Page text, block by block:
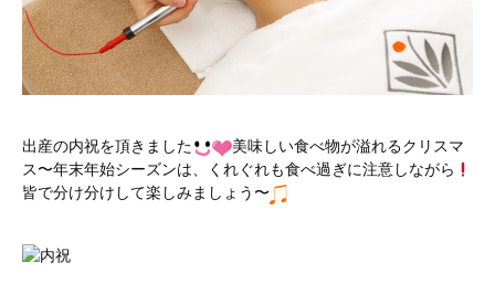
出産の内祝を頂きました
美味しい食べ物が溢れるクリスマ
ス〜年末年始シーズンは、くれぐれも食べ過ぎに注意しながら
皆で分け分けして楽しみましょう〜